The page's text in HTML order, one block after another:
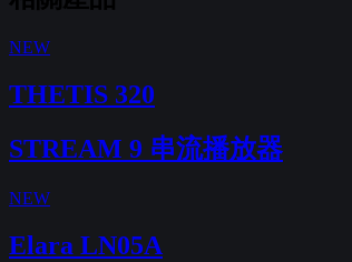
NEW
THETIS 320
STREAM 9 串流播放器
NEW
Elara LN05A